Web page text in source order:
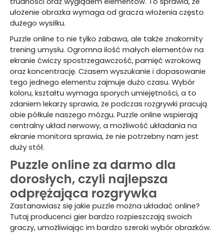
ułożenie obrazka wymaga od gracza włożenia często
dużego wysiłku.
Puzzle online to nie tylko zabawa, ale także znakomity
trening umysłu. Ogromna ilość małych elementów na
ekranie ćwiczy spostrzegawczość, pamięć wzrokową
oraz koncentrację. Czasem wyszukanie i dopasowanie
tego jednego elementu zajmuje dużo czasu. Wybór
koloru, kształtu wymaga sporych umiejętności, a to
zdaniem lekarzy sprawia, że podczas rozgrywki pracują
obie półkule naszego mózgu. Puzzle online wspierają
centralny układ nerwowy, a możliwość układania na
ekranie monitora sprawia, że nie potrzebny nam jest
duży stół.
Puzzle online za darmo dla
dorosłych, czyli najlepsza
odprężająca rozgrywka
Zastanawiasz się jakie puzzle można układać online?
Tutaj producenci gier bardzo rozpieszczają swoich
graczy, umożliwiając im bardzo szeroki wybór obrazków.